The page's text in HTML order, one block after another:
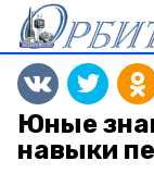
Юные
навыки